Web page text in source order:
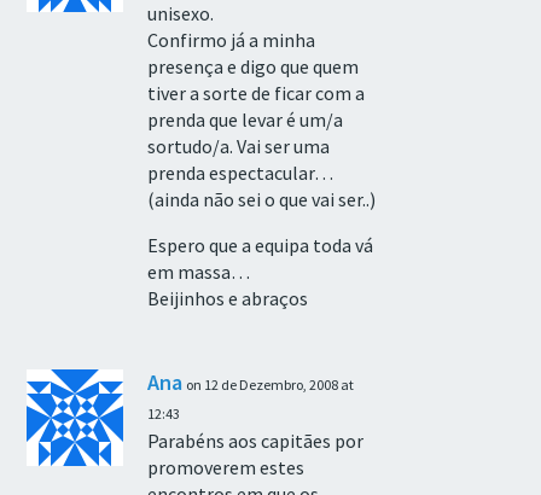
unisexo.
Confirmo já a minha
presença e digo que quem
tiver a sorte de ficar com a
prenda que levar é um/a
sortudo/a. Vai ser uma
prenda espectacular…
(ainda não sei o que vai ser..)
Espero que a equipa toda vá
em massa…
Beijinhos e abraços
Ana on 12 de Dezembro, 2008 at
12:43
Parabéns aos capitães por
promoverem estes